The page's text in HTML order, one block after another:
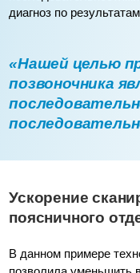
диагноз по
«Нашей целью
позвоночника
Ускорение
поясничного
В данном примере